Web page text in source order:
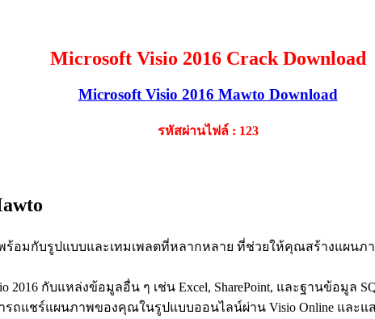
Microsoft Visio 2016 Crack Download
Microsoft Visio 2016 Mawto Download
รหัสผ่านไฟล์ : 123
ร้อมกับรูปแบบและเทมเพลตที่หลากหลาย ที่ช่วยให้คุณสร้างแผนภ
2016 กับแหล่งข้อมูลอื่น ๆ เช่น Excel, SharePoint, และฐานข้อมู
ถแชร์แผนภาพของคุณในรูปแบบออนไลน์ผ่าน Visio Online และแ